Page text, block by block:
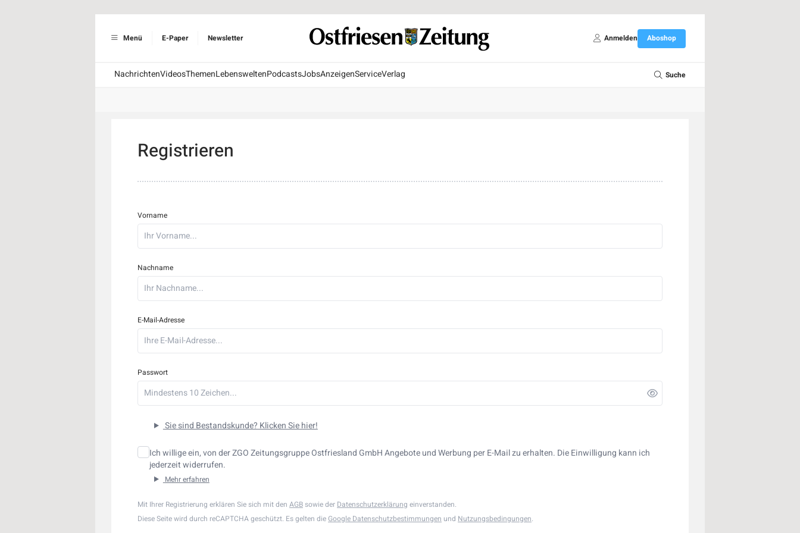
Menü E-Paper Newsletter Anmelden Aboshop
NachrichtenVideosThemenLebensweltenPodcastsJobsAnzeigenServiceVerlag Suche
Registrieren
Vorname
Nachname
E-Mail-Adresse
Passwort
Sie sind Bestandskunde? Klicken Sie hier!
Ich willige ein, von der ZGO Zeitungsgruppe Ostfriesland GmbH Angebote und Werbung per E-Mail zu erhalten. Die Einwilligung kann ich
jederzeit widerrufen.
Mehr erfahren
Mit Ihrer Registrierung erklären Sie sich mit den AGBsowie der Datenschutzerklärung einverstanden.
Diese Seite wird durch reCAPTCHA geschützt. Es gelten dieGoogle Datenschutzbestimmungen und Nutzungsbedingungen.